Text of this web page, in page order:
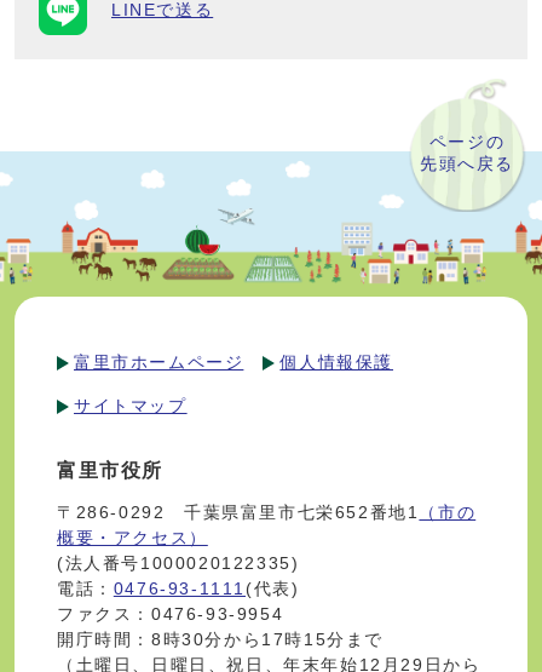
LINEで送る
ページの
先頭へ戻る
富里市ホームページ 個人情報保護
サイトマップ
富里市役所
〒286-0292 千葉県富里市七栄652番地1
（市の
概要・アクセス）
(法人番号1000020122335)
電話： 0476-93-1111 (代表)
ファクス：0476-93-9954
開庁時間：8時30分から17時15分まで
（土曜日、日曜日、祝日、年末年始12月29日から